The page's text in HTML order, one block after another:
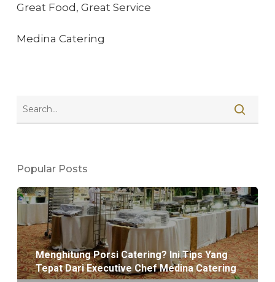
Great Food, Great Service
Medina Catering
Popular Posts
Menghitung Porsi Catering? Ini Tips Yang
Tepat Dari Executive Chef Medina Catering